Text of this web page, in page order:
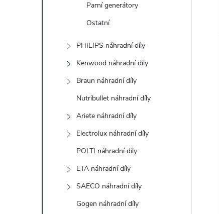
Parní generátory
Ostatní
PHILIPS náhradní díly
Kenwood náhradní díly
Braun náhradní díly
Nutribullet náhradní díly
Ariete náhradní díly
Electrolux náhradní díly
POLTI náhradní díly
ETA náhradní díly
SAECO náhradní díly
Gogen náhradní díly